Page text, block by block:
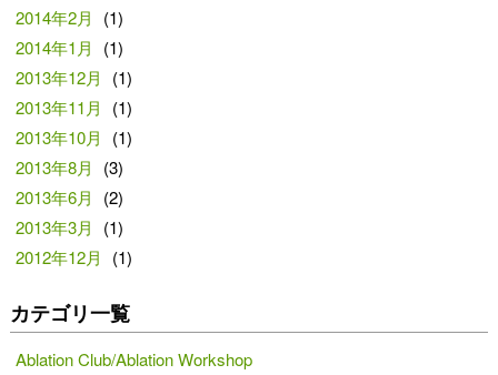
2014年2月
(1)
2014年1月
(1)
2013年12月
(1)
2013年11月
(1)
2013年10月
(1)
2013年8月
(3)
2013年6月
(2)
2013年3月
(1)
2012年12月
(1)
カテゴリ一覧
Ablation Club/Ablation Workshop